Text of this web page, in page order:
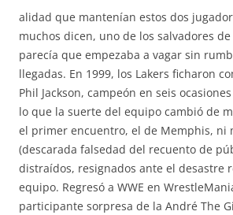
alidad que mantenían estos dos
muchos dicen, uno de los salvadores
parecía que empezaba a vagar sin
llegadas. En 1999, los Lakers ficharon
Phil Jackson, campeón en seis
lo que la suerte del equipo cambió de
el primer encuentro, el de Memphis, ni
(descarada falsedad del recuento de
distraídos, resignados ante el desastre
equipo. Regresó a WWE en
participante sorpresa de la André The